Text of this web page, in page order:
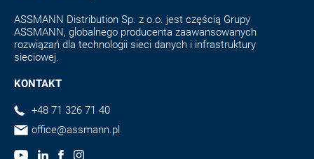
ASSMANN Distribution Sp. z o.o. jest częścią Grupy
ASSMANN, globalnego producenta zaawansowanych
rozwiązań dla technologii sieci danych i infrastruktury
sieciowej.
KONTAKT
+48 71 326 71 40
office@assmann.pl